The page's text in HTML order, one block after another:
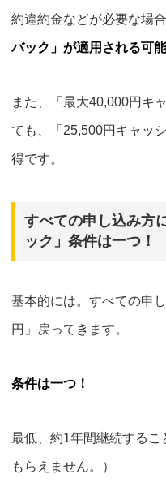
約違約金などが必要な場合
バック」が適用される可能
また、「最大40,000円キ
ても、「25,500円キャッ
得です。
すべての申し込み方
ック」条件は一つ！
基本的には。すべての申
円」戻ってきます。
条件は一つ！
最低、約1年間継続する
もらえません。）